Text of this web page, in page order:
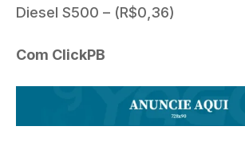
Diesel S500 – (R$0,36)
Com ClickPB